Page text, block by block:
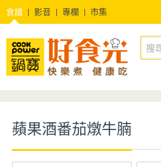
食譜 影音 專欄
市集
蘋果酒番茄燉牛腩